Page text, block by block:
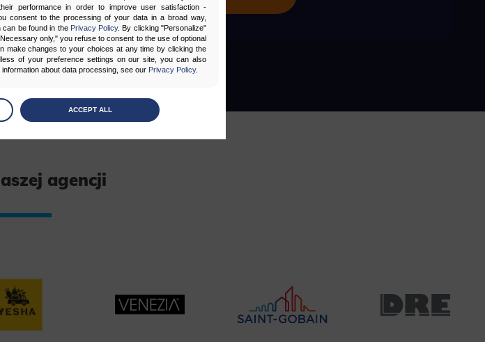
performance in order to improve user satisfaction -
consent to the processing of your data in a broad way,
can be found in the Privacy Policy. By clicking "Personalize"
only," you refuse to consent to the use of optional
make changes to your choices at any time by clicking the
of your preference settings on our site, you can also
about data processing, see our Privacy Policy.
to the security and usability of the website by enabling secure
ACCEPT ALL
agencji